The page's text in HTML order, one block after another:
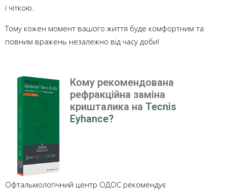
і чіткою.
Тому кожен момент вашого життя буде комфортним та
повним вражень незалежно від часу доби!
Кому рекомендована
рефракційна заміна
кришталика наTecnis
Eyhance?
Офтальмологічний центр ОДОС рекомендує